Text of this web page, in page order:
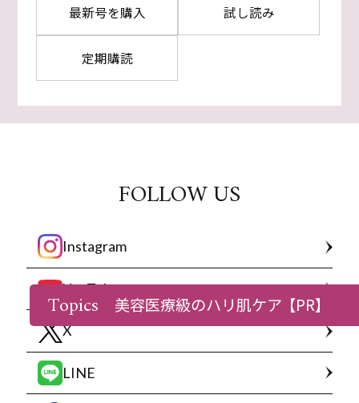
最新号を購入 試し読み
定期購読
FOLLOW US
Instagram
YouTube
X
LINE
Topics 美容医療級のハリ肌ケア【PR】